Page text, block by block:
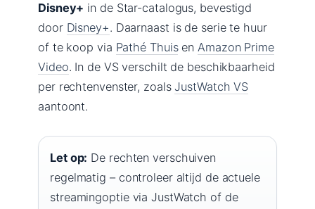
Disney+ in de Star-catalogus, bevestigd
door Disney+. Daarnaast is de serie te huur
of te koop via Pathé ThuisenAmazon Prime
Video. In de VS verschilt de beschikbaarheid
per rechtenvenster, zoalsJustWatch VS
aantoont.
Let op: De rechten verschuiven
regelmatig – controleer altijd de actuele
streamingoptie via JustWatch of de